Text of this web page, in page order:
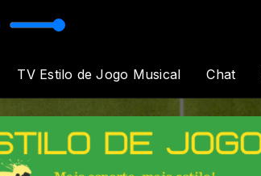
Luz
TV Estilo de Jogo Musical Chat